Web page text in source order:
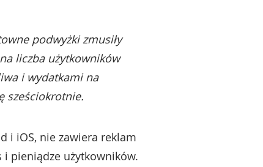
podwyżki zmusiły
liczba użytkowników
i wydatkami na
sześciokrotnie.
i iOS, nie zawiera reklam
i pieniądze użytkowników.